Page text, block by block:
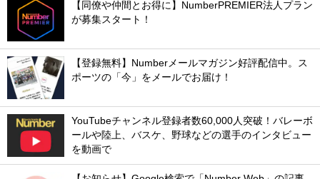
【同僚や仲間とお得に】NumberPREMIER法人プラン
が募集スタート！
【登録無料】Numberメールマガジン好評配信中。ス
ポーツの「今」をメールでお届け！
YouTubeチャンネル登録者数60,000人突破！バレーボ
ールや陸上、バスケ、野球などの選手のインタビュー
を動画で